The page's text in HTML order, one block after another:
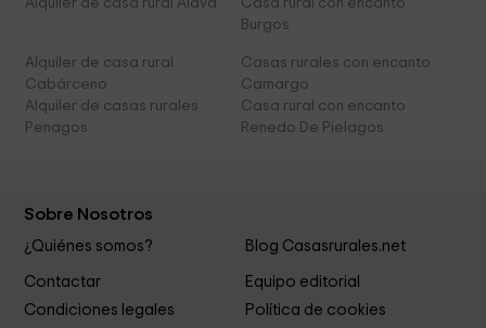
Alquiler de casa rural Álava
Casa rural con encanto
Burgos
Alquiler de casa rural
Cabárceno
Casas rurales con encanto
Camargo
Alquiler de casas rurales
Penagos
Casa rural con encanto
Renedo De Pielagos
Sobre Nosotros
¿Quiénes somos? Blog Casasrurales.net
Contactar
Equipo editorial
Condiciones legales
Política de cookies